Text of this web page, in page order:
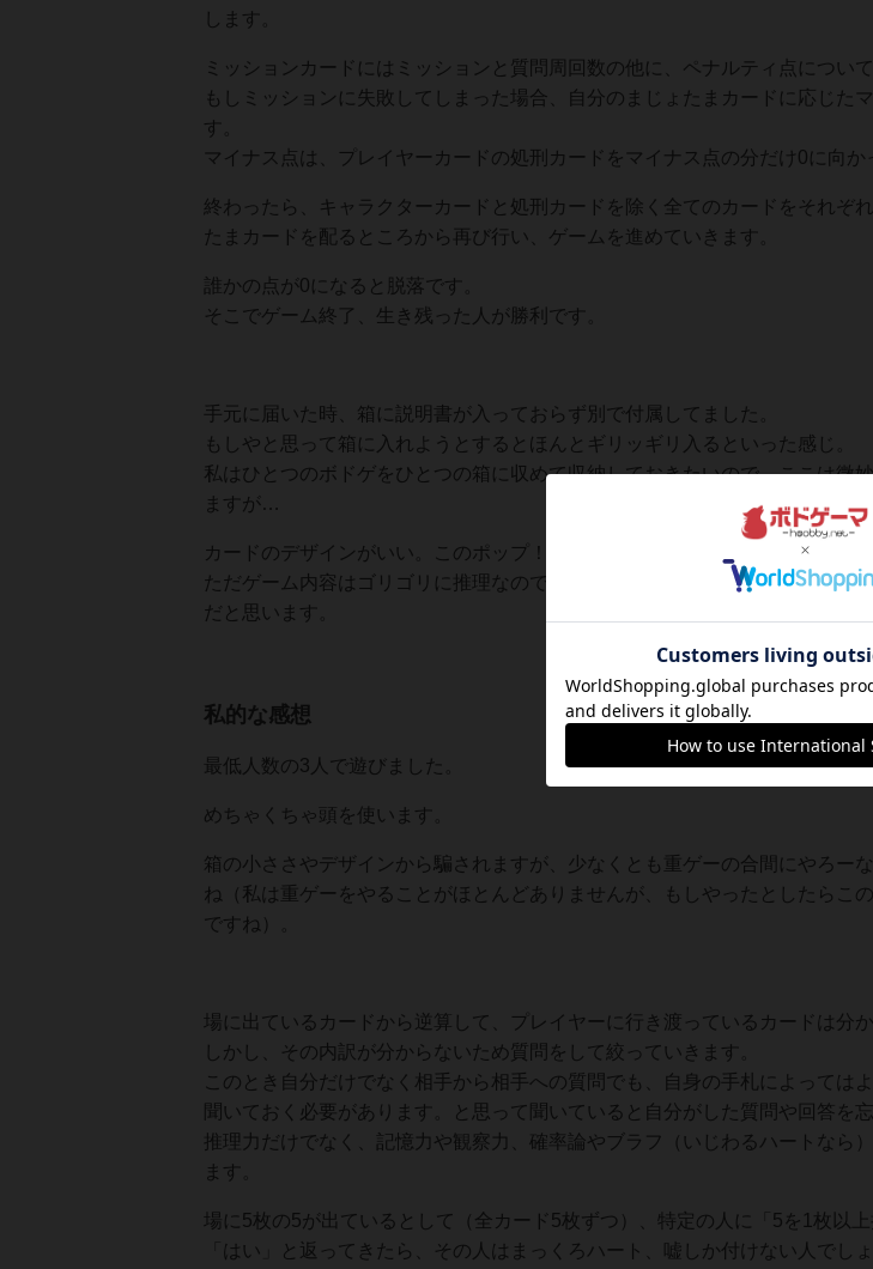
します。
ミッションカードにはミッションと質問周回数の他に、ペナルティ点につい
もしミッションに失敗してしまった場合、自分のまじょたまカードに応じた
す。
マイナス点は、プレイヤーカードの処刑カードをマイナス点の分だけ0に向か
終わったら、キャラクターカードと処刑カードを除く全てのカードをそれぞ
たまカードを配るところから再び行い、ゲームを進めていきます。
誰かの点が0になると脱落です。
そこでゲーム終了、生き残った人が勝利です。
手元に届いた時、箱に説明書が入っておらず別で付属してました。
もしやと思って箱に入れようとするとほんとギリッギリ入るといった感じ。
私はひとつのボドゲをひとつの箱に収めて収納しておきたいので、ここは微
ますが…
カードのデザインがいい。このポップ！な感じは一定の層に刺さると思います
ただゲーム内容はゴリゴリに推理なので、デザインだけで遊ばない判断をす
だと思います。
私的な感想
最低人数の3人で遊びました。
めちゃくちゃ頭を使います。
箱の小ささやデザインから騙されますが、少なくとも重ゲーの合間にやろー
ね（私は重ゲーをやることがほとんどありませんが、もしやったとしたらこ
ですね）。
場に出ているカードから逆算して、プレイヤーに行き渡っているカードは分か
しかし、その内訳が分からないため質問をして絞っていきます。
このとき自分だけでなく相手から相手への質問でも、自身の手札によっては
聞いておく必要があります。と思って聞いていると自分がした質問や回答を
推理力だけでなく、記憶力や観察力、確率論やブラフ（いじわるハートなら
ます。
場に5枚の5が出ているとして（全カード5枚ずつ）、特定の人に「5を1枚以
「はい」と返ってきたら、その人はまっくろハート、嘘しか付けない人でし